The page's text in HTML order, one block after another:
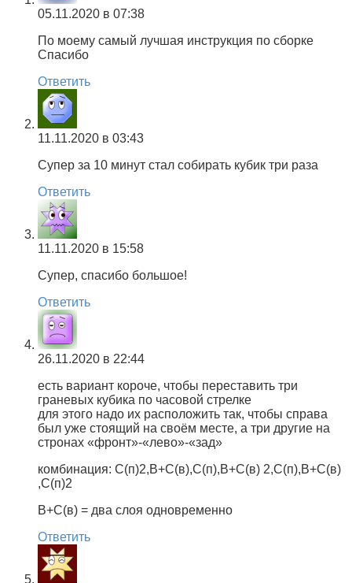
05.11.2020 в 07:38
По моему самый лучшая инструкция по сборке
Спасибо
Ответить
11.11.2020 в 03:43
Супер за 10 минут стал собирать кубик три раза
Ответить
11.11.2020 в 15:58
Супер, спасибо большое!
Ответить
26.11.2020 в 22:44
есть вариант короче, чтобы переставить три
граневых кубика по часовой стрелке
для этого надо их расположить так, чтобы справа
был уже стоящий на своём месте, а три другие на
стронах «фронт»-«лево»-«зад»
комбинация: С(п)2,В+С(в),С(п),В+С(в) 2,С(п),В+С(в)
,С(п)2
В+С(в) = два слоя одновременно
Ответить